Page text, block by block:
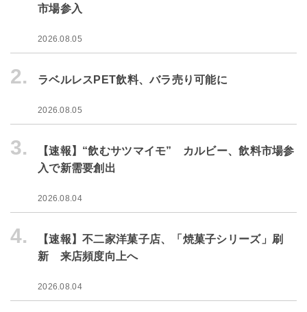
市場参入
2026.08.05
2. ラベルレスPET飲料、バラ売り可能に
2026.08.05
3.
【速報】“飲むサツマイモ” カルビー、飲料市場参
入で新需要創出
2026.08.04
4.
【速報】不二家洋菓子店、「焼菓子シリーズ」刷
新 来店頻度向上へ
2026.08.04